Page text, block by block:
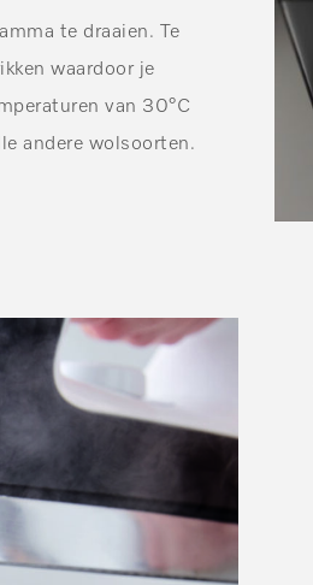
te draaien. Te
waardoor je
van 30°C
andere wolsoorten.